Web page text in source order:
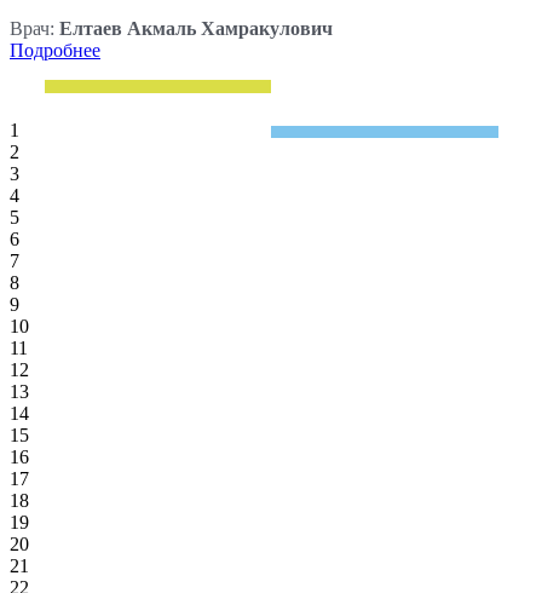
Врач: Елтаев Акмаль Хамракулович
Подробнее
1
2
3
4
5
6
7
8
9
10
11
12
13
14
15
16
17
18
19
20
21
22